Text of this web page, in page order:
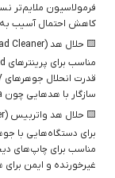
فرمولاسیون ملایم‌تر
کاهش احتمال آسیب
🟨 حلال هد UV (UV Head Cleaner):
مناسب برای پرینترهای UV Flatbed و UV Roll-to-Roll
قدرت انحلال جوهرهای UV خشک‌شونده با نور
سازگار با هدهایی چون Ricoh، Kyocera، Toshiba
🟨 حلال هد واتربیس (Water-based Cleaner):
برای دستگاه‌هایی با
مناسب برای چاپ‌های
غیرخورنده و ایمن